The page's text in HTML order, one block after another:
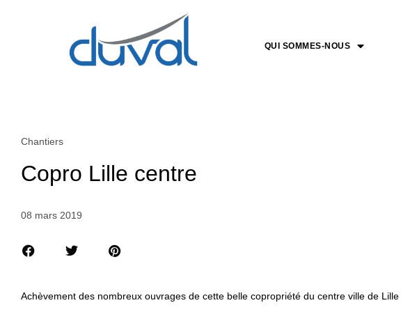
QUI SOMMES-NOUS
Chantiers
Copro Lille centre
08 mars 2019
Achèvement des nombreux ouvrages de cette belle copropriété du centre ville de Lille